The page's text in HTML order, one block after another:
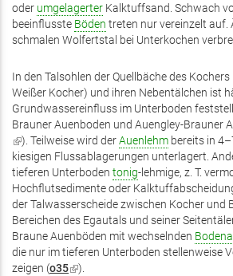
ist
extern)
oder umgelagerter Kalktuffsand. Schwach
beeinflusste Böden treten nur vereinzelt auf.
schmalen Wolfertstal bei Unterkochen
In den Talsohlen der Quellbäche des
Weißer Kocher) und ihren Nebentälchen ist
Grundwassereinfluss im Unterboden
Brauner Auenboden und Auengley-Brauner
(Link
ist
extern)
). Teilweise wird derAuenlehm bereits in
kiesigen Flussablagerungen unterlagert.
tieferen Unterboden tonig-lehmige, z. T.
Hochflutsedimente oder
der Talwasserscheide zwischen Kocher und
Bereichen des Egautals und seiner
Braune Auenböden mit wechselnden
die nur im tieferen Unterboden stellenweise
zeigen (o35(Link
).